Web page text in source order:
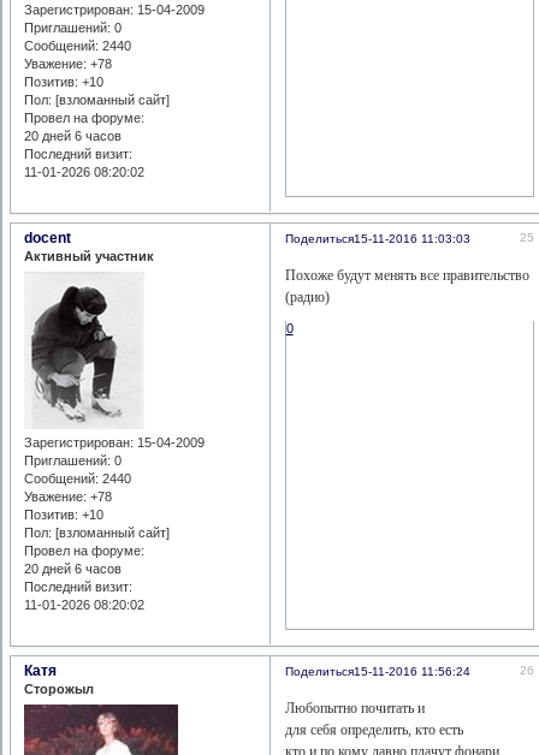
Зарегистрирован: 15-04-2009
Приглашений: 0
Сообщений: 2440
Уважение: +78
Позитив: +10
Пол: [взломанный сайт]
Провел на форуме:
20 дней 6 часов
Последний визит:
11-01-2026 08:20:02
Поделиться 25
15-11-2016 11:03:03
docent
Активный участник
Зарегистрирован: 15-04-2009
Приглашений: 0
Сообщений: 2440
Уважение: +78
Позитив: +10
Пол: [взломанный сайт]
Провел на форуме:
20 дней 6 часов
Последний визит:
11-01-2026 08:20:02
Похоже будут менять все правительство
(радио)
0
Поделиться 26
15-11-2016 11:56:24
Катя
Сторожыл
Любопытно почитать и
для себя определить, кто есть
кто и по кому давно плачут фонари.